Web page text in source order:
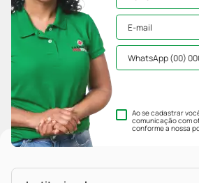
Ao se cadastrar
comunicação com
conforme a nossa